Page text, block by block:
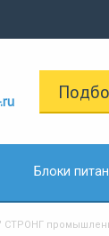
Блоки